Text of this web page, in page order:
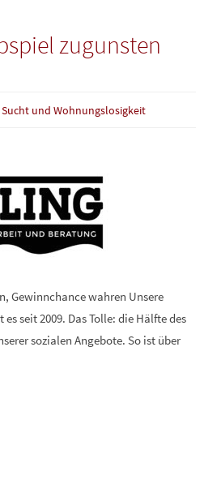
zugunsten
Sucht und Wohnungslosigkeit
Gewinnchance wahren Unsere
seit 2009. Das Tolle: die Hälfte des
sozialen Angebote. So ist über